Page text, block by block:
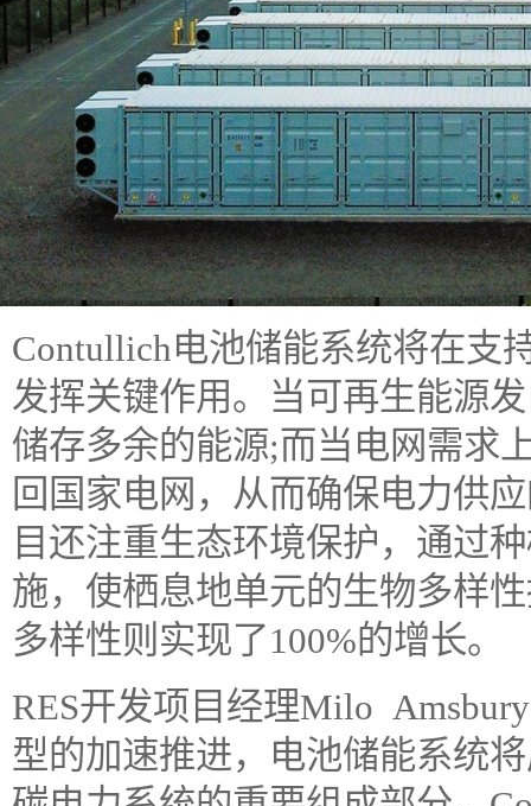
Contullich电池储能系统将在支
发挥关键作用。当可再生能源
储存多余的能源;而当电网需求
回国家电网，从而确保电力供
目还注重生态环境保护，通过
施，使栖息地单元的生物多样
多样性则实现了100%的增长。
RES开发项目经理Milo
型的加速推进，电池储能系统